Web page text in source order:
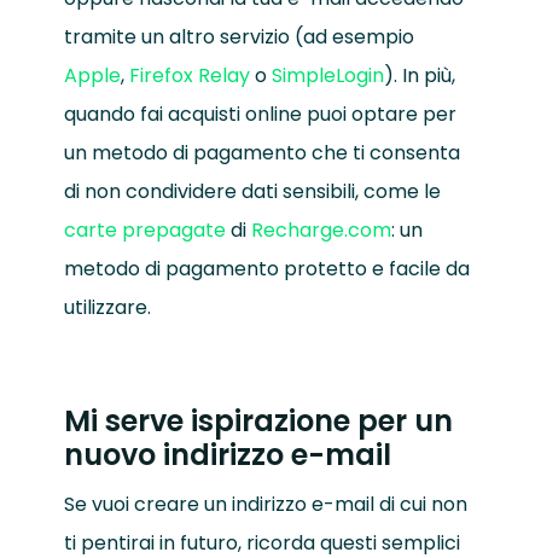
tramite un altro servizio (ad esempio
Apple, Firefox RelayoSimpleLogin). In più,
quando fai acquisti online puoi optare per
un metodo di pagamento che ti consenta
di non condividere dati sensibili, come le
carte prepagatedi Recharge.com: un
metodo di pagamento protetto e facile da
utilizzare.
Mi serve ispirazione per un
nuovo indirizzo e-mail
Se vuoi creare un indirizzo e-mail di cui non
ti pentirai in futuro, ricorda questi semplici